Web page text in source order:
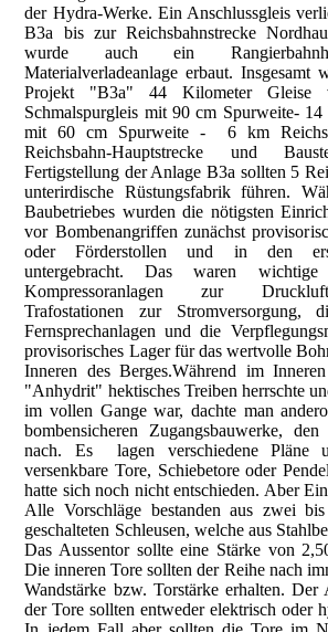
der Hydra-Werke. Ein Anschlussgleis
B3a bis zur Reichsbahnstrecke
wurde auch ein
Materialverladeanlage erbaut. Insgesamt
Projekt "B3a" 44 Kilometer
Schmalspurgleis mit 90 cm Spurweite- 14
mit 60 cm Spurweite - 6 km
Reichsbahn-Hauptstrecke und
Fertigstellung der Anlage B3a sollten 5
unterirdische Rüstungsfabrik führen.
Baubetriebes wurden die nötigsten
vor Bombenangriffen zunächst
oder Förderstollen und in den
untergebracht. Das waren
Kompressoranlagen zur
Trafostationen zur Stromversorgung,
Fernsprechanlagen und die
provisorisches Lager für das wertvolle
Inneren des Berges.Während im
"Anhydrit" hektisches Treiben herrschte
im vollen Gange war, dachte man
bombensicheren Zugangsbauwerke, den
nach. Es lagen verschiedene Pläne
versenkbare Tore, Schiebetore oder
hatte sich noch nicht entschieden. Aber
Alle Vorschläge bestanden aus zwei
geschalteten Schleusen, welche aus
Das Aussentor sollte eine Stärke von
Die inneren Tore sollten der Reihe nach
Wandstärke bzw. Torstärke erhalten.
der Tore sollten entweder elektrisch oder